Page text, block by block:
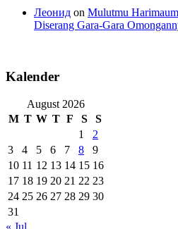
Леонид on Mulutmu
Diserang Gara-Gara
Kalender
August 2026
M T W T F S
S
1
2
3
4 5 6 7 8
9
10 11 12 13 14 15 16
17 18 19 20 21 22 23
24 25 26 27 28 29 30
31
« Jul